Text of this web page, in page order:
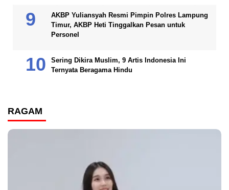
AKBP Yuliansyah Resmi Pimpin Polres Lampung
Timur, AKBP Heti Tinggalkan Pesan untuk
Personel
Sering Dikira Muslim, 9 Artis Indonesia Ini
Ternyata Beragama Hindu
RAGAM